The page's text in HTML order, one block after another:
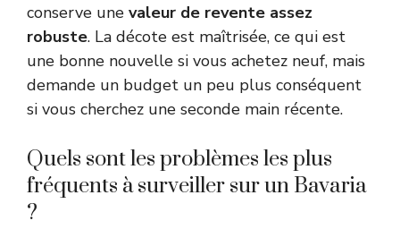
conserve une valeur de revente assez
robuste. La décote est maîtrisée, ce qui est
une bonne nouvelle si vous achetez neuf, mais
demande un budget un peu plus conséquent
si vous cherchez une seconde main récente.
Quels sont les problèmes les plus
fréquents à surveiller sur un Bavaria
?